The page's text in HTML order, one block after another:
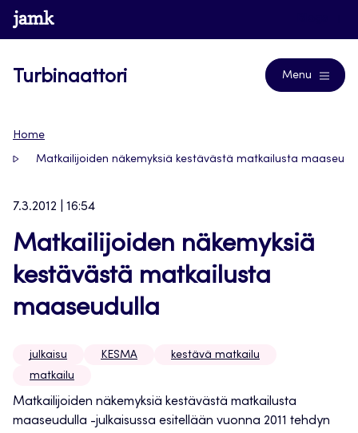
Siirry
suoraan
www.jamk.fi
Turbinaattori Menu
Home
Matkailijoiden näkemyksiä kestävästä matkailusta
7.3.2012 | 16:54
Matkailijoiden näkemyksiä
kestävästä matkailusta
maaseudulla
julkaisu KESMA
kestävä matkailu
matkailu
Matkailijoiden näkemyksiä kestävästä matkailusta
maaseudulla -julkaisussa esitellään vuonna 2011 tehdyn